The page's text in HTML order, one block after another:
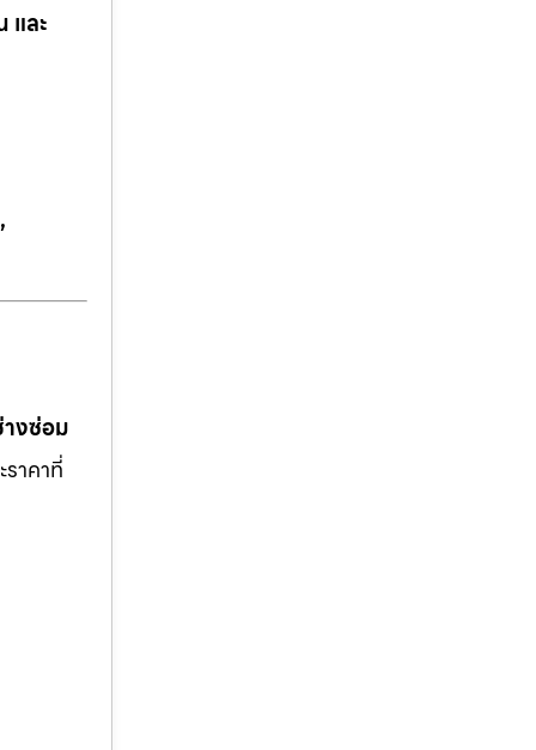
และ
งซ่อม
าคาที่